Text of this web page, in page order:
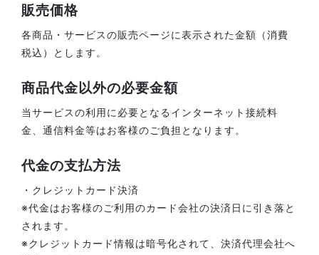
販売価格
各商品・サービスの販売ページに表示された金額（消費
税込）とします。
商品代金以外の必要金額
当サービスの利用に必要となるインターネット接続料
金、通信料金等はお客様のご負担となります。
代金の支払方法
・クレジットカード決済
※代金はお客様のご利用のカード会社の決済日に引き落と
されます。
※クレジットカード情報は暗号化されて、決済代理会社へ